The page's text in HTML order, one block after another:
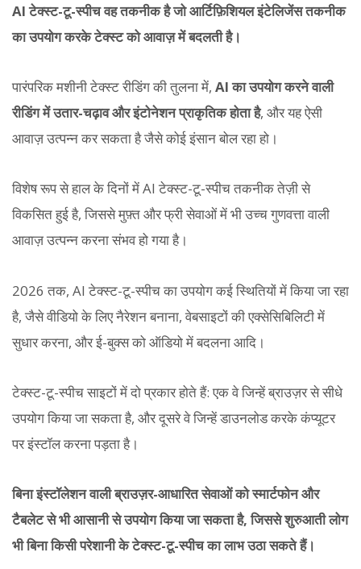
AI टेक्स्ट-टू-स्पीच वह तकनीक है जो आर्टिफ़िशियल इंटेलिजेंस तकनीक
का उपयोग करके टेक्स्ट को आवाज़ में बदलती है।
पारंपरिक मशीनी टेक्स्ट रीडिंग की तुलना में, AI का उपयोग करने वाली
रीडिंग में उतार-चढ़ाव और इंटोनेशन प्राकृतिक होता है, और यह ऐसी
आवाज़ उत्पन्न कर सकता है जैसे कोई इंसान बोल रहा हो।
विशेष रूप से हाल के दिनों में AI टेक्स्ट-टू-स्पीच तकनीक तेज़ी से
विकसित हुई है, जिससे मुफ़्त और फ्री सेवाओं में भी उच्च गुणवत्ता वाली
आवाज़ उत्पन्न करना संभव हो गया है।
2026 तक, AI टेक्स्ट-टू-स्पीच का उपयोग कई स्थितियों में किया जा रहा
है, जैसे वीडियो के लिए नैरेशन बनाना, वेबसाइटों की एक्सेसिबिलिटी में
सुधार करना, और ई-बुक्स को ऑडियो में बदलना आदि।
टेक्स्ट-टू-स्पीच साइटों में दो प्रकार होते हैं: एक वे जिन्हें ब्राउज़र से सीधे
उपयोग किया जा सकता है, और दूसरे वे जिन्हें डाउनलोड करके कंप्यूटर
पर इंस्टॉल करना पड़ता है।
बिना इंस्टॉलेशन वाली ब्राउज़र-आधारित सेवाओं को स्मार्टफोन और
टैबलेट से भी आसानी से उपयोग किया जा सकता है, जिससे शुरुआती लोग
भी बिना किसी परेशानी के टेक्स्ट-टू-स्पीच का लाभ उठा सकते हैं।